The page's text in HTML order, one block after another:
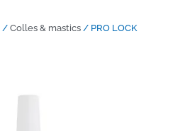
/ Colles & mastics / PRO LOCK